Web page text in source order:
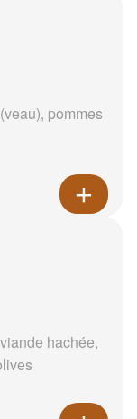
pommes
hachée,